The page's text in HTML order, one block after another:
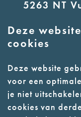
Deze
cookies
Deze website
voor een
je niet
cookies van
5263 NT
E:
- Parkeer